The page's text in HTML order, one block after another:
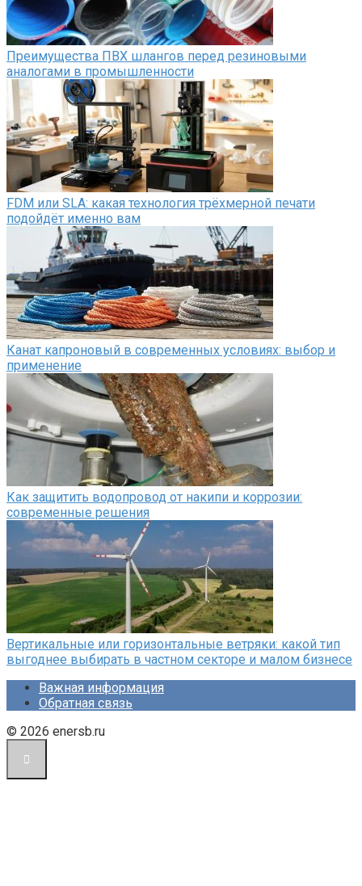
Преимущества ПВХ шлангов перед резиновыми
аналогами в промышленности
FDM или SLA: какая технология трёхмерной печати
подойдёт именно вам
Канат капроновый в современных условиях: выбор и
применение
Как защитить водопровод от накипи и коррозии:
современные решения
Вертикальные или горизонтальные ветряки: какой тип
выгоднее выбирать в частном секторе и малом бизнесе
Важная информация
Обратная связь
© 2026 enersb.ru